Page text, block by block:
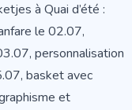
à Quai d’été :
le 02.07,
personnalisation
basket avec
et